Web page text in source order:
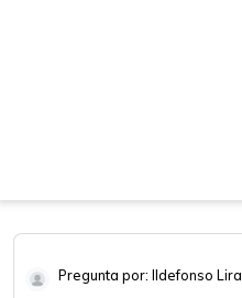
Pregunta por: Ildefonso Lira